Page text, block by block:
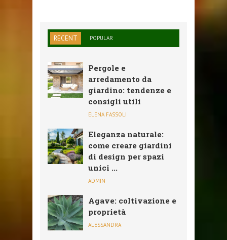
RECENT POPULAR
Pergole e
arredamento da
giardino: tendenze e
consigli utili
ELENA FASSOLI
Eleganza naturale:
come creare giardini
di design per spazi
unici ...
ADMIN
Agave: coltivazione e
proprietà
ALESSANDRA